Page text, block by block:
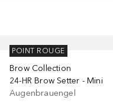
BENEFIT
Brow Collection
24-HR Brow Setter - Mini
Augenbrauengel
POINT ROUGE